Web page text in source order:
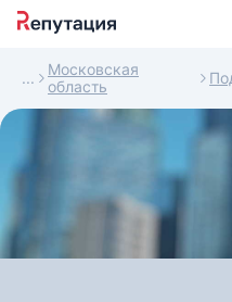
Московская
область